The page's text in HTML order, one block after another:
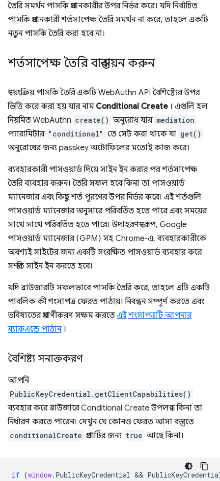
তৈরি সমর্থন পাসকি প্রদানকারীর উপর নির্ভর করে। যদি নির্বাচিত
পাসকি প্রদানকারী শর্তসাপেক্ষ তৈরি সমর্থন না করে, তাহলে একটি
নতুন পাসকি তৈরি করা হবে না।
শর্তসাপেক্ষ তৈরি বাস্তবায়ন করুন
স্বয়ংক্রিয় পাসকি তৈরি একটি WebAuthn API বৈশিষ্ট্যের উপর
ভিত্তি করে করা হয় যার নাম Conditional Create । এগুলি হল
নিয়মিত WebAuthn create() অনুরোধ যার mediation
প্যারামিটার "conditional" তে সেট করা থাকে যা get()
অনুরোধের জন্য passkey অটোফিলের মতোই কাজ করে।
ব্যবহারকারী পাসওয়ার্ড দিয়ে সাইন ইন করার পর শর্তসাপেক্ষ
তৈরি ব্যবহার করুন। তৈরি সফল হবে কিনা তা পাসওয়ার্ড
ম্যানেজার এবং কিছু শর্ত পূরণের উপর নির্ভর করে। এই শর্তগুলি
পাসওয়ার্ড ম্যানেজার অনুসারে পরিবর্তিত হতে পারে এবং সময়ের
সাথে সাথে পরিবর্তিত হতে পারে। উদাহরণস্বরূপ, Google
পাসওয়ার্ড ম্যানেজার (GPM) সহ Chrome-এ, ব্যবহারকারীকে
অবশ্যই সাইটের জন্য একটি সংরক্ষিত পাসওয়ার্ড ব্যবহার করে
সম্প্রতি সাইন ইন করতে হবে।
যদি ব্রাউজারটি সফলভাবে পাসকি তৈরি করে, তাহলে এটি একটি
পাবলিক কী শংসাপত্র ফেরত পাঠায়। নিবন্ধন সম্পূর্ণ করতে এবং
ভবিষ্যতের প্রমাণীকরণ সক্ষম করতে এই শংসাপত্রটি আপনার
ব্যাকএন্ডে পাঠান।
বৈশিষ্ট্য সনাক্তকরণ
আপনি
PublicKeyCredential.getClientCapabilities()
ব্যবহার করে ব্রাউজারে Conditional Create উপলব্ধ কিনা তা
নির্ধারণ করতে পারেন। দেখুন যে কোনও ফেরত আসা বস্তুতে
conditionalCreate প্রপার্টির জন্য true আছে কিনা।
if (window. PublicKeyCredential &&